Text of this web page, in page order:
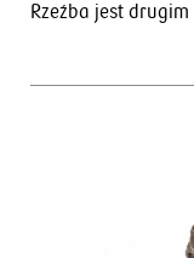
Rzeźba jest